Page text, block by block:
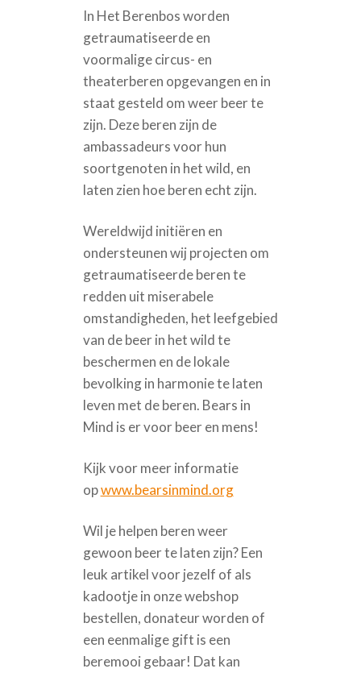
WINKELMAND
In Het Berenbos worden
getraumatiseerde en
voormalige circus- en
theaterberen opgevangen en in
staat gesteld om weer beer te
zijn. Deze beren zijn de
ambassadeurs voor hun
soortgenoten in het wild, en
laten zien hoe beren echt zijn.
Wereldwijd initiëren en
ondersteunen wij projecten om
getraumatiseerde beren te
redden uit miserabele
omstandigheden, het leefgebied
van de beer in het wild te
beschermen en de lokale
bevolking in harmonie te laten
leven met de beren. Bears in
Mind is er voor beer en mens!
Kijk voor meer informatie
opwww.bearsinmind.org
Wil je helpen beren weer
gewoon beer te laten zijn? Een
leuk artikel voor jezelf of als
kadootje in onze webshop
bestellen, donateur worden of
een eenmalige gift is een
beremooi gebaar! Dat kan